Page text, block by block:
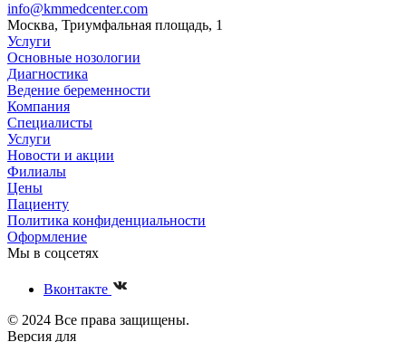
info@kmmedcenter.com
Москва, Триумфальная площадь, 1
Услуги
Основные нозологии
Диагностика
Ведение беременности
Компания
Специалисты
Услуги
Новости и акции
Филиалы
Цены
Пациенту
Политика конфиденциальности
Оформление
Мы в соцсетях
Вконтакте
© 2024 Все права защищены.
Версия для